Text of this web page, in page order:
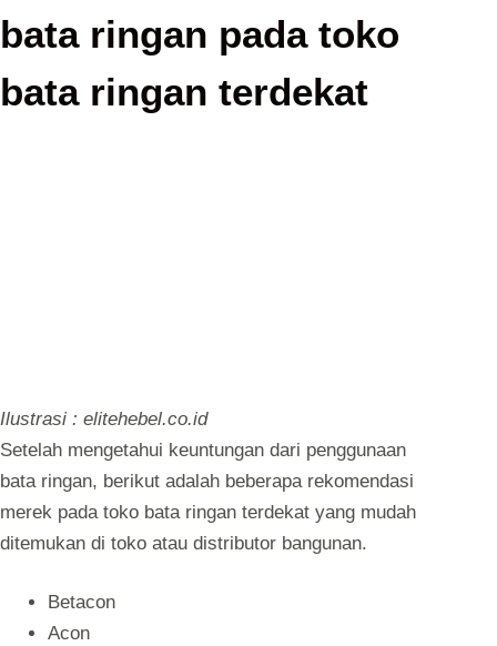
bata ringan pada toko
bata ringan terdekat
Ilustrasi : elitehebel.co.id
Setelah mengetahui keuntungan dari penggunaan
bata ringan, berikut adalah beberapa rekomendasi
merek pada toko bata ringan terdekat yang mudah
ditemukan di toko atau distributor bangunan.
Betacon
Acon